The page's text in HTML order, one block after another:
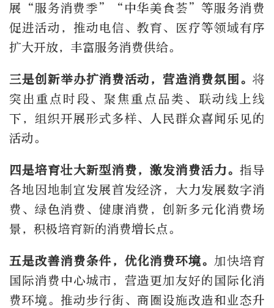
展“服务消费季”“中华美食荟”等服务消费
促进活动，推动电信、教育、医疗等领域有序
扩大开放，丰富服务消费供给。
三是创新举办扩消费活动，营造消费氛围。 将
突出重点时段、聚焦重点品类、联动线上线
下，组织开展形式多样、人民群众喜闻乐见的
活动。
四是培育壮大新型消费，激发消费活力。指导
各地因地制宜发展首发经济，大力发展数字消
费、绿色消费、健康消费，创新多元化消费场
景，积极培育新的消费增长点。
五是改善消费条件，优化消费环境。 加快培育
国际消费中心城市，营造更加友好的国际化消
费环境。推动步行街、商圈设施改造和业态升